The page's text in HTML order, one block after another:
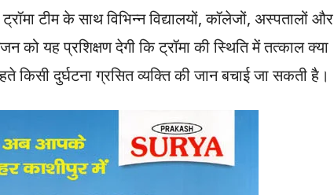
टीम के साथ विभिन्न विद्यालयों, कॉलेजों, अस्पतालों और
को यह प्रशिक्षण देगी कि ट्रॉमा की स्थिति में तत्काल क्या
दुर्घटना ग्रसित व्यक्ति की जान बचाई जा सकती है।